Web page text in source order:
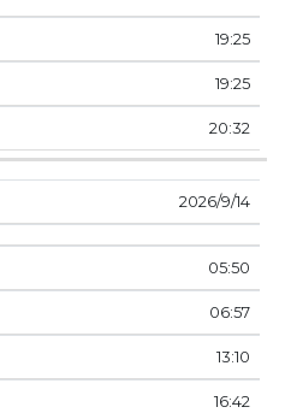
19:25
19:25
20:32
14‏‏/9‏‏/2026
05:50
06:57
13:10
16:42